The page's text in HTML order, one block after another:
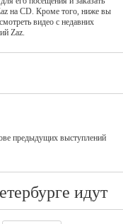
на CD. Кроме того, ниже вы
видео с недавних
Zaz.
предыдущих выступлений
идут